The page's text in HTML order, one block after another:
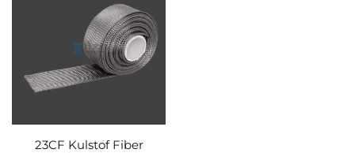
23CF Kulstof Fiber